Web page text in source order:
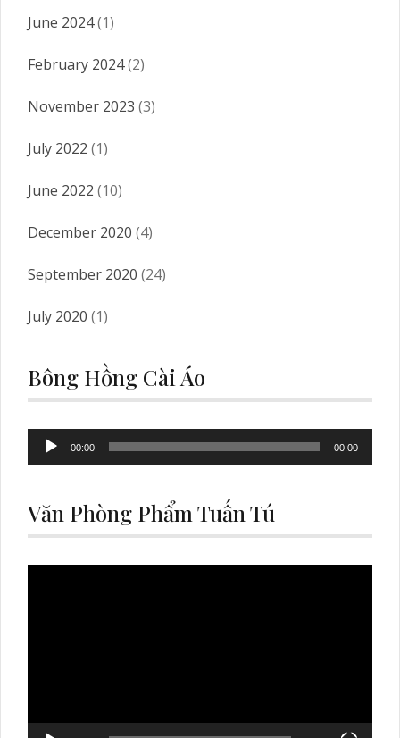
June 2024(1)
February 2024(2)
November 2023 (3)
July 2022 (1)
June 2022 (10)
December 2020 (4)
September 2020 (24)
July 2020 (1)
Bông Hồng Cài Áo
Audio
Player
00:00 00:00
Văn Phòng Phẩm Tuấn Tú